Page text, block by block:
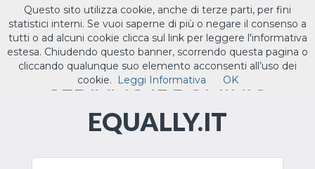
Toggle
ILTUO.IT
CEDIAMO IL DOMINIO
EQUALLY.IT
Questo sito utilizza cookie, anche di terze parti, per fini
statistici interni. Se vuoi saperne di più o negare il consenso a
tutti o ad alcuni cookie clicca sul link per leggere l'informativa
estesa. Chiudendo questo banner, scorrendo questa pagina o
cliccando qualunque suo elemento acconsenti all’uso dei
cookie.
Leggi Informativa OK